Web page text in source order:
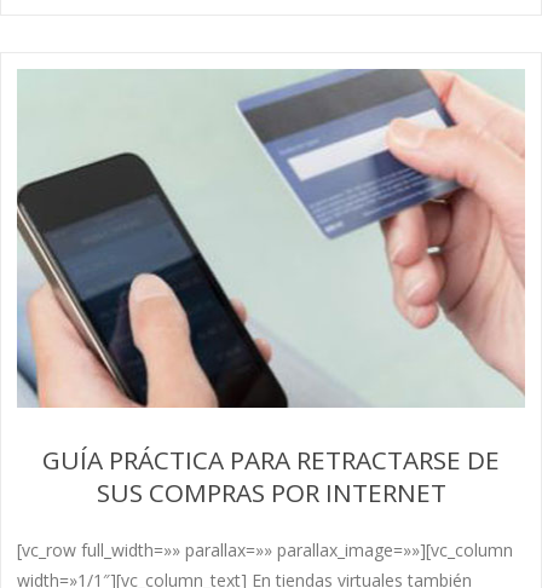
GUÍA PRÁCTICA PARA RETRACTARSE DE
SUS COMPRAS POR INTERNET
[vc_row full_width=»» parallax=»» parallax_image=»»][vc_column
width=»1/1″][vc_column_text] En tiendas virtuales también